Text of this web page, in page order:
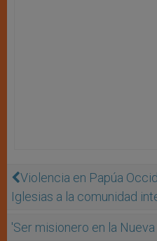
Violencia en Papúa
Iglesias a la comunidad
'Ser misionero en la